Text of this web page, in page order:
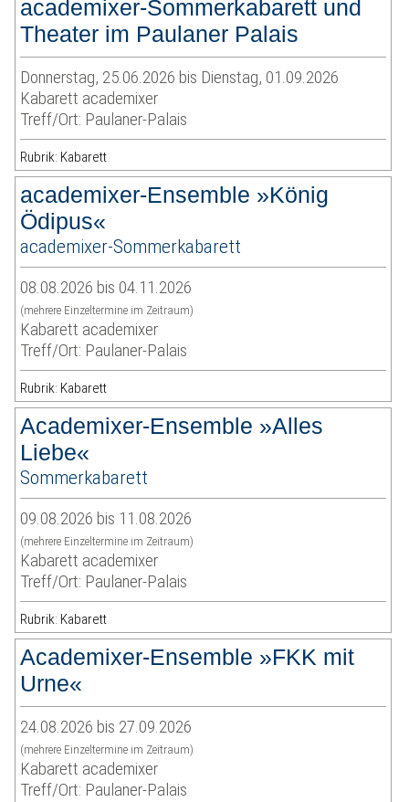
academixer-Sommerkabarett und
Theater im Paulaner Palais
Donnerstag, 25.06.2026 bis Dienstag, 01.09.2026
Kabarett academixer
Treff/Ort: Paulaner-Palais
Rubrik: Kabarett
academixer-Ensemble »König
Ödipus«
academixer-Sommerkabarett
08.08.2026 bis 04.11.2026
(mehrere Einzeltermine im Zeitraum)
Kabarett academixer
Treff/Ort: Paulaner-Palais
Rubrik: Kabarett
Academixer-Ensemble »Alles
Liebe«
Sommerkabarett
09.08.2026 bis 11.08.2026
(mehrere Einzeltermine im Zeitraum)
Kabarett academixer
Treff/Ort: Paulaner-Palais
Rubrik: Kabarett
Academixer-Ensemble »FKK mit
Urne«
24.08.2026 bis 27.09.2026
(mehrere Einzeltermine im Zeitraum)
Kabarett academixer
Treff/Ort: Paulaner-Palais